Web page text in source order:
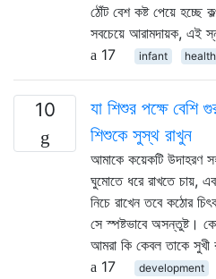
ঠোঁট বেশ কষ্ট পেয়ে হচ্ছে
সবচেয়ে আরামদায়ক, এই
17
infant health
10
যা শিশুর পক্ষে বেশি
শিশুকে সুস্থ রাখুন
আমাকে কয়েকটি উদাহরণ
ঘুমোতে ধরে রাখতে চায়,
নিচে রাখেন তবে কঠোর
সে স্পষ্টভাবে অসন্তুষ্ট।
আমরা কি কেবল তাকে সুখী
17
development